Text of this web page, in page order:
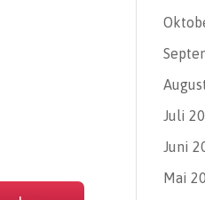
Juli
Juni
Mai